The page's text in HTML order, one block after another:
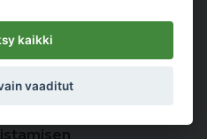
kaikki
vaaditut